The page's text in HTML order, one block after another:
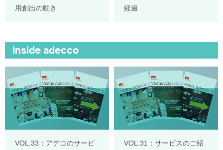
用創出の動き
経過
inside adecco
VOL.33：アデコのサービ
VOL.31：サービスのご紹